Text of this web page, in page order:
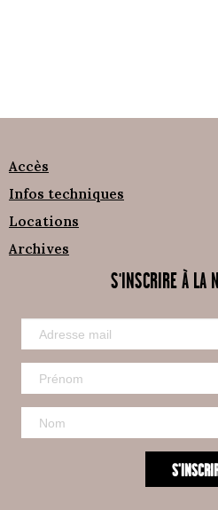
Accès
Infos techniques
Locations
Archives
S'INSCRIRE À LA